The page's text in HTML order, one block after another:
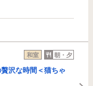
和室 朝・夕
沢な時間＜猫ちゃ